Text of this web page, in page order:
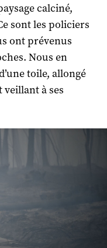
calciné,
sont les policiers
ont prévenus
Nous en
toile, allongé
à ses